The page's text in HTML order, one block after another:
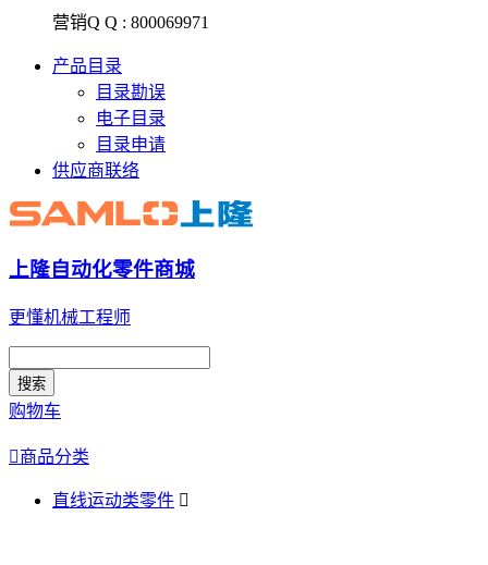
营销Q Q : 800069971
产品目录
目录勘误
电子目录
目录申请
供应商联络
上隆自动化零件商城
更懂机械工程师
搜索
购物车
商品分类
直线运动类零件 